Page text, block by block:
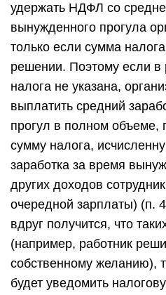
удержать НДФЛ со
вынужденного прогула
только если сумма
решении. Поэтому если
налога не указана,
выплатить средний
прогул в полном объеме,
сумму налога,
заработка за время
других доходов
очередной зарплаты) (п.
вдруг получится, что
(например, работник
собственному желанию),
будет уведомить